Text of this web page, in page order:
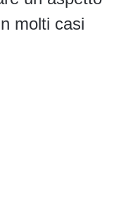
molti casi